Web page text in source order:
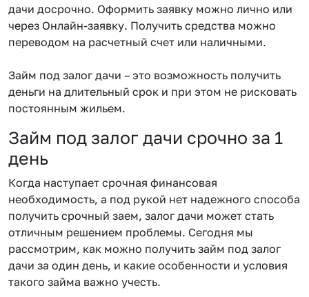
дачи досрочно. Оформить заявку можно лично или
через Онлайн-заявку. Получить средства можно
переводом на расчетный счет или наличными.
Займ под залог дачи – это возможность получить
деньги на длительный срок и при этом не рисковать
постоянным жильем.
Займ под залог дачи срочно за 1
день
Когда наступает срочная финансовая
необходимость, а под рукой нет надежного способа
получить срочный заем, залог дачи может стать
отличным решением проблемы. Сегодня мы
рассмотрим, как можно получить займ под залог
дачи за один день, и какие особенности и условия
такого займа важно учесть.